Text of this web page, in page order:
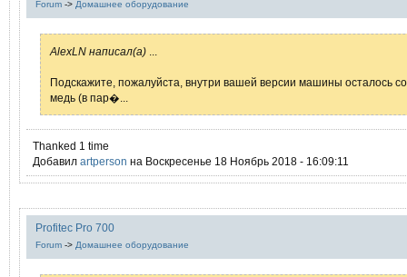
Forum -> Домашнее оборудование
AlexLN написал(а)
Подскажите, пожалуйста, внутри вашей версии машины осталось
медь (в пар�...
Thanked 1 time
Добавил artperson на Воскресенье 18 Ноябрь 2018 - 16:09:11
Profitec Pro 700
Forum -> Домашнее оборудование